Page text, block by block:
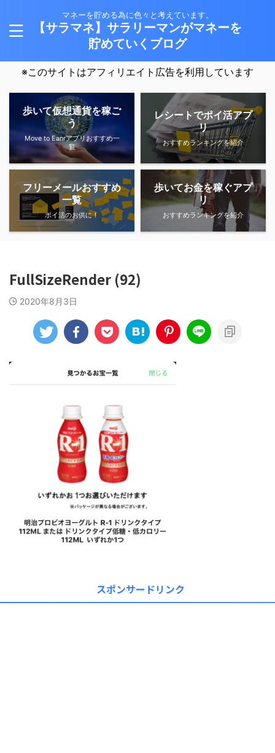
マネーを貯める為に色々と考えています。
【サラマネ】サラリーマンがマネーを
貯めていくブログ
※このサイトはアフィリエイト広告を利用しています
歩いて仮想通貨を稼ご
う
Move to Eanrアプリおすすめ一
覧
レシートでポイ活アプ
リ
おすすめランキングを紹介
フリーメールおすすめ
一覧
ポイ活のお供に！
歩いてお金を稼ぐアプ
リ
おすすめランキングを紹介
FullSizeRender (92)
2020年8月3日
スポンサードリンク